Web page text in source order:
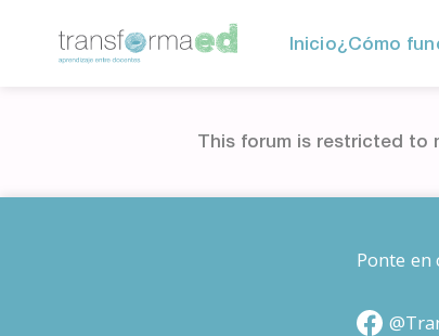
Inicio¿Cómo
This forum is restricted to
Ponte en